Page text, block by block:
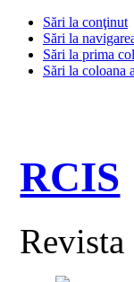
Sări la conţinut
Sări la
Sări la prima
Sări la coloana
RCIS